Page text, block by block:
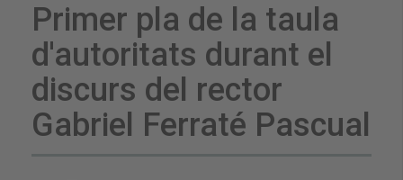
Primer pla de la taula
d'autoritats durant el
discurs del rector
Gabriel Ferraté Pascual